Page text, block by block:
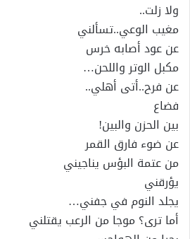
ولا زلت..
مغيب الوعي..تسألني
عن عود أصابه خرس
مكبل الوتر واللحن…
عن فرح..أتى أهلي..
فضاع
بين الحزن والبين!
عن ضوء فارق القمر
من عتمة البؤس يناجيني
يؤرقني
يجلد النوم في جفني…
أما ترى؟ موجا من الرعب يقتلني